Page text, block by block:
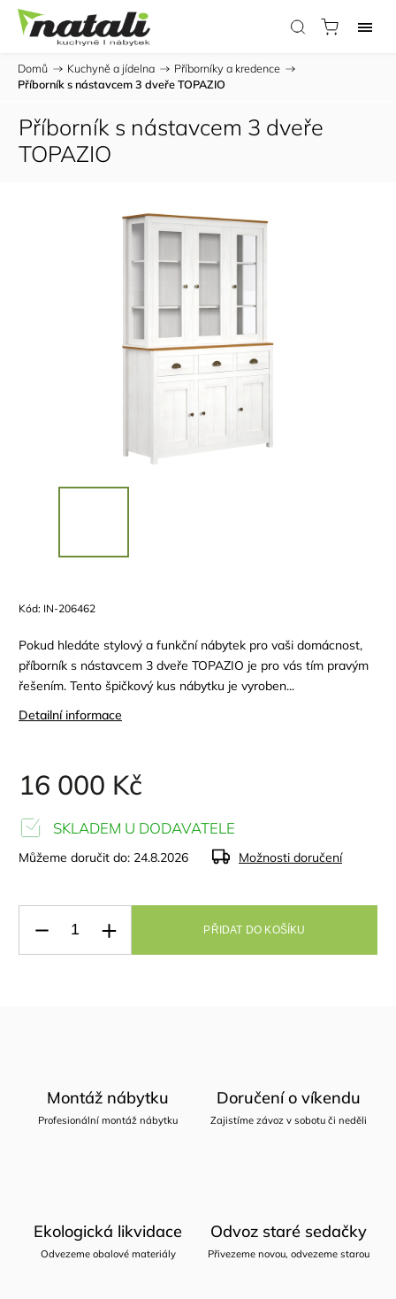
Domů / Kuchyně a jídelna / Příborníky a kredence /
Příborník s nástavcem 3 dveře TOPAZIO
Příborník s nástavcem 3 dveře
TOPAZIO
Kód: IN-206462
Pokud hledáte stylový a funkční nábytek pro vaši domácnost,
příborník s nástavcem 3 dveře TOPAZIO je pro vás tím pravým
řešením. Tento špičkový kus nábytku je vyroben...
Detailní informace
16 000 Kč
SKLADEM U DODAVATELE
Můžeme doručit do: 24.8.2026 Možnosti doručení
PŘIDAT DO KOŠÍKU
Montáž nábytku
Profesionální montáž nábytku
Doručení o víkendu
Zajistíme závoz v sobotu či neděli
Ekologická likvidace
Odvezeme obalové materiály
Odvoz staré sedačky
Přivezeme novou, odvezeme starou